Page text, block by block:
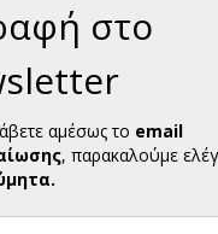
στο
αμέσως το email
, παρακαλούμε